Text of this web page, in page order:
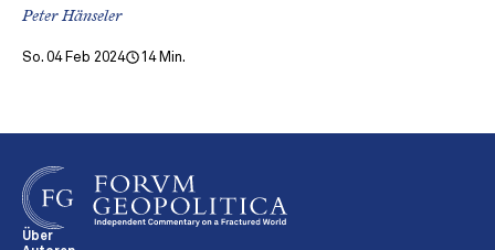
Peter Hänseler
So. 04 Feb 2024 14 Min.
Über